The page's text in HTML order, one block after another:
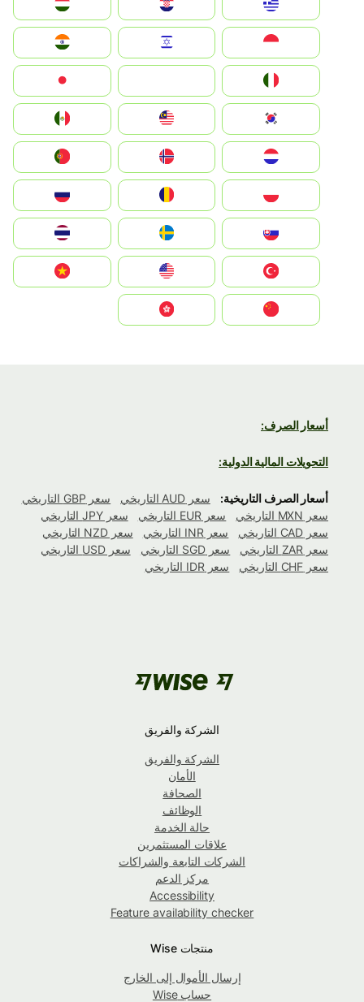
Hrvatska
Magyarország
Indonesia
South Korea
Nederland
Portugal
România
Slovensko
United States
Vietnam
أسعار الصرف:
التحويلات المالية الدولية:
أسعار الصرف التاريخية: سعر AUD التاريخي
سعر GBP التاريخي
سعر MXN التاريخي
سعر EUR التاريخي
سعر JPY التاريخي
سعر CAD التاريخي
سعر INR التاريخي
سعر NZD التاريخي
سعر ZAR التاريخي
سعر SGD التاريخي
سعر USD التاريخي
سعر CHF التاريخي
سعر IDR التاريخي
الشركة والفريق
الشركة والفريق
الأمان
الصحافة
الوظائف
حالة الخدمة
علاقات المستثمرين
الشركات التابعة والشراكات
مركز الدعم
Accessibility
Feature availability checker
منتجات Wise
إرسال الأموال إلى الخارج
حساب Wise